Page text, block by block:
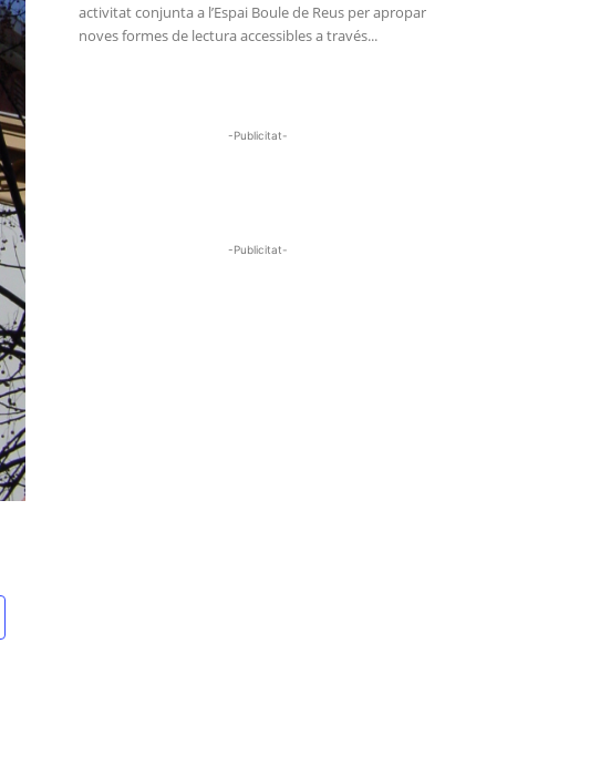
activitat conjunta a l’Espai Boule de Reus per apropar
noves formes de lectura accessibles a través...
-Publicitat-
-Publicitat-